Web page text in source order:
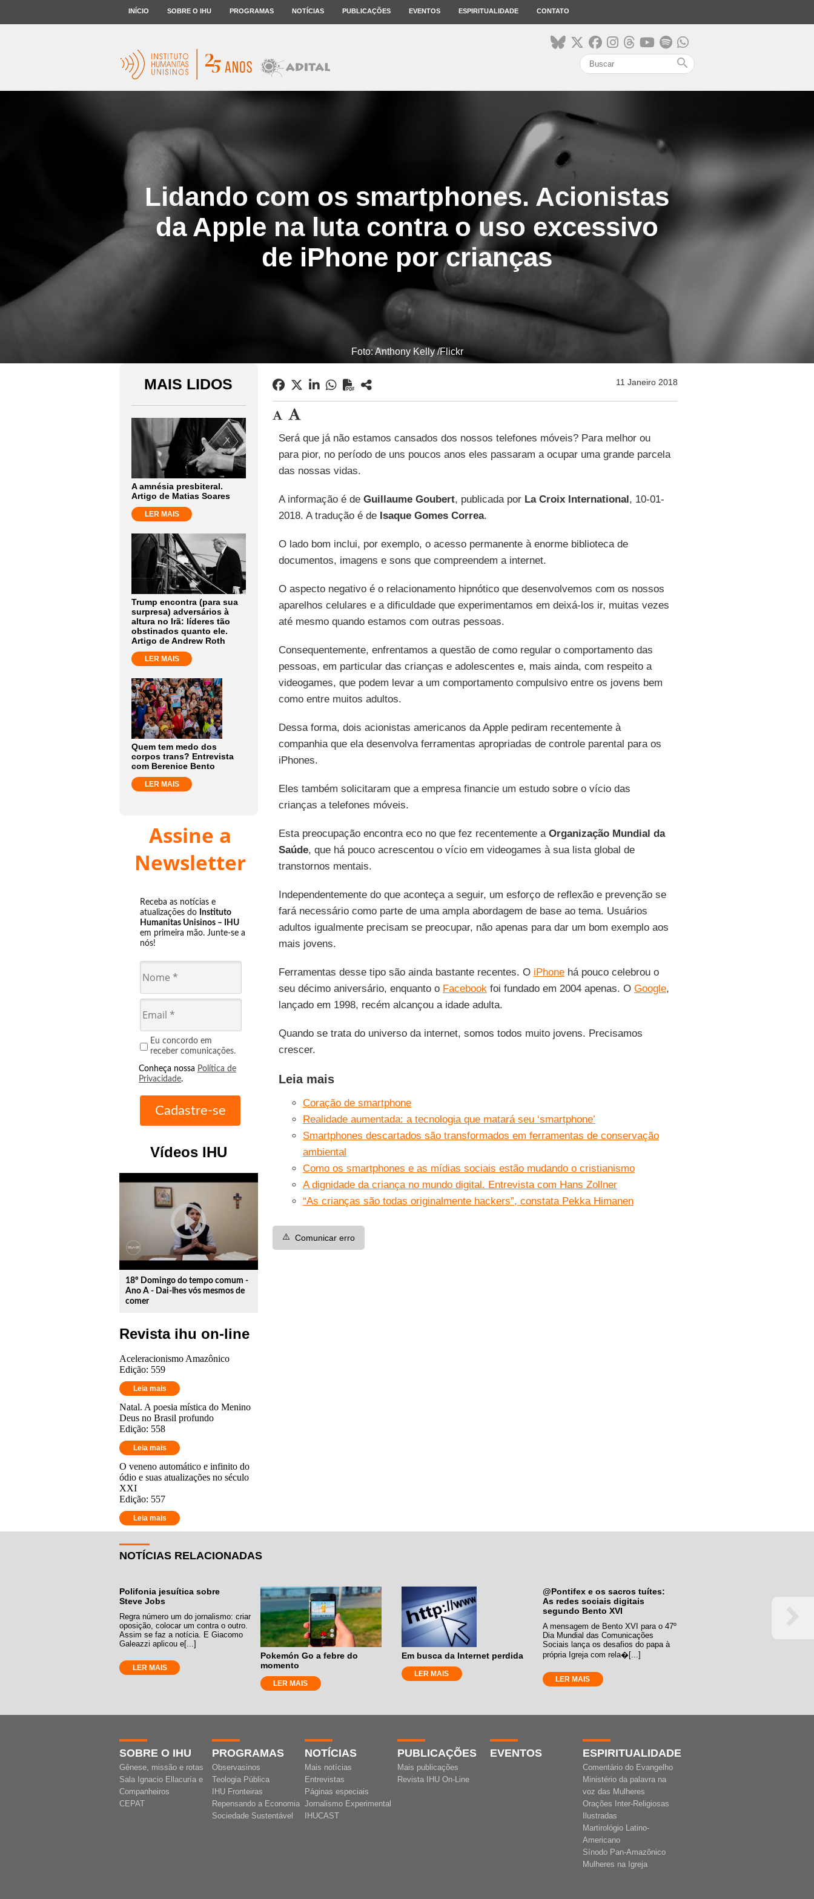
INÍCIO SOBRE O IHU PROGRAMAS NOTÍCIAS PUBLICAÇÕES EVENTOS ESPIRITUALIDADE CONTATO
search
Lidando com os smartphones. Acionistas
da Apple na luta contra o uso excessivo
de iPhone por crianças
Foto: Anthony Kelly /Flickr
MAIS LIDOS
A amnésia presbiteral.
Artigo de Matias Soares
LER MAIS
Trump encontra (para sua
surpresa) adversários à
altura no Irã: líderes tão
obstinados quanto ele.
Artigo de Andrew Roth
LER MAIS
Quem tem medo dos
corpos trans? Entrevista
com Berenice Bento
LER MAIS
Assine a
Newsletter
Receba as notícias e
atualizações do Instituto
Humanitas Unisinos – IHU
em primeira mão. Junte-se a
nós!
Eu concordo em
receber comunicações.
Conheça nossa Política de
Privacidade.
Vídeos IHU
play_circle_outline
18º Domingo do tempo comum -
Ano A - Dai-lhes vós mesmos de
comer
Revista ihu on-line
Aceleracionismo Amazônico
Edição: 559
Leia mais
Natal. A poesia mística do Menino
Deus no Brasil profundo
Edição: 558
Leia mais
O veneno automático e infinito do
ódio e suas atualizações no século
XXI
Edição: 557
Leia mais
11 Janeiro 2018
Será que já não estamos cansados dos nossos telefones móveis? Para melhor ou
para pior, no período de uns poucos anos eles passaram a ocupar uma grande parcela
das nossas vidas.
A informação é de Guillaume Goubert, publicada por La Croix International, 10-01-
2018. A tradução é de Isaque Gomes Correa.
O lado bom inclui, por exemplo, o acesso permanente à enorme biblioteca de
documentos, imagens e sons que compreendem a internet.
O aspecto negativo é o relacionamento hipnótico que desenvolvemos com os nossos
aparelhos celulares e a dificuldade que experimentamos em deixá-los ir, muitas vezes
até mesmo quando estamos com outras pessoas.
Consequentemente, enfrentamos a questão de como regular o comportamento das
pessoas, em particular das crianças e adolescentes e, mais ainda, com respeito a
videogames, que podem levar a um comportamento compulsivo entre os jovens bem
como entre muitos adultos.
Dessa forma, dois acionistas americanos da Apple pediram recentemente à
companhia que ela desenvolva ferramentas apropriadas de controle parental para os
iPhones.
Eles também solicitaram que a empresa financie um estudo sobre o vício das
crianças a telefones móveis.
Esta preocupação encontra eco no que fez recentemente a Organização Mundial da
Saúde, que há pouco acrescentou o vício em videogames à sua lista global de
transtornos mentais.
Independentemente do que aconteça a seguir, um esforço de reflexão e prevenção se
fará necessário como parte de uma ampla abordagem de base ao tema. Usuários
adultos igualmente precisam se preocupar, não apenas para dar um bom exemplo aos
mais jovens.
Ferramentas desse tipo são ainda bastante recentes. O iPhonehá pouco celebrou o
seu décimo aniversário, enquanto o Facebookfoi fundado em 2004 apenas. O Google,
lançado em 1998, recém alcançou a idade adulta.
Quando se trata do universo da internet, somos todos muito jovens. Precisamos
crescer.
Leia mais
Coração de smartphone
Realidade aumentada: a tecnologia que matará seu ‘smartphone’
Smartphones descartados são transformados em ferramentas de conservação
ambiental
Como os smartphones e as mídias sociais estão mudando o cristianismo
A dignidade da criança no mundo digital. Entrevista com Hans Zollner
“As crianças são todas originalmente hackers”, constata Pekka Himanen
⚠️ Comunicar erro
NOTÍCIAS RELACIONADAS
Polifonia jesuítica sobre
Steve Jobs
Regra número um do jornalismo: criar
oposição, colocar um contra o outro.
Assim se faz a notícia. E Giacomo
Galeazzi aplicou e[...]
LER MAIS
Pokemón Go a febre do
momento
LER MAIS
Em busca da Internet perdida
LER MAIS
@Pontifex e os sacros tuítes:
As redes sociais digitais
segundo Bento XVI
A mensagem de Bento XVI para o 47º
Dia Mundial das Comunicações
Sociais lança os desafios do papa à
própria Igreja com rela�[...]
LER MAIS
SOBRE O IHU
Gênese, missão e rotas
Sala Ignacio Ellacuría e
Companheiros
CEPAT
PROGRAMAS
Observasinos
Teologia Pública
IHU Fronteiras
Repensando a Economia
Sociedade Sustentável
NOTÍCIAS
Mais notícias
Entrevistas
Páginas especiais
Jornalismo Experimental
IHUCAST
PUBLICAÇÕES
Mais publicações
Revista IHU On-Line
EVENTOS ESPIRITUALIDADE
Comentário do Evangelho
Ministério da palavra na
voz das Mulheres
Orações Inter-Religiosas
Ilustradas
Martirológio Latino-
Americano
Sínodo Pan-Amazônico
Mulheres na Igreja